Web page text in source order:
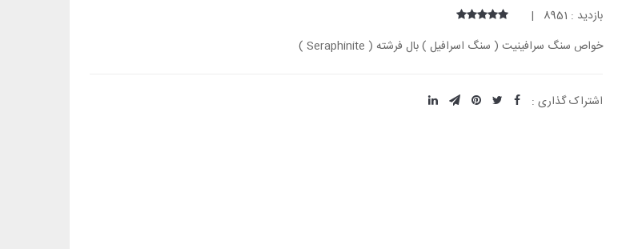
بازدید : 8951 |
خواص سنگ سرافینیت ( سنگ اسرافیل ) بال فرشته ( Seraphinite )
اشتراک گذاری :